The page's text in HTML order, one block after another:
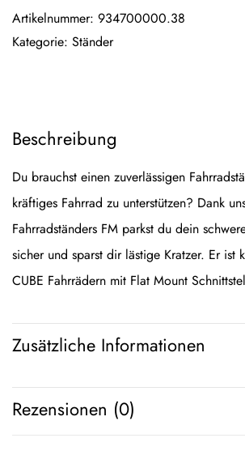
Artikelnummer: 934700000.38
Kategorie: Ständer
Beschreibung
Du brauchst einen zuverlässigen
kräftiges Fahrrad zu unterstützen? Dank
Fahrradständers FM parkst du dein
sicher und sparst dir lästige Kratzer. Er ist
CUBE Fahrrädern mit Flat Mount
Zusätzliche Informationen
Rezensionen (0)